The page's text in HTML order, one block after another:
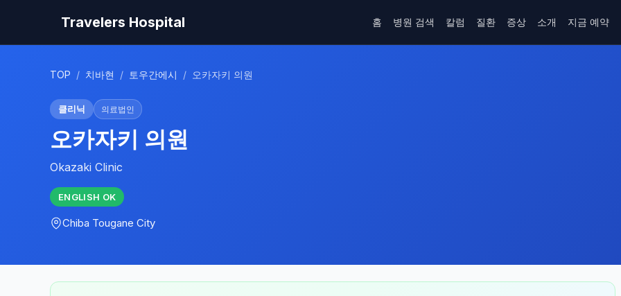
Travelers Hospital 홈 병원 검색 칼럼 질환 증상 소개 지금 예약
TOP / 치바현 / 토우간에시 / 오카자키 의원
클리닉 의료법인
오카자키 의원
Okazaki Clinic
ENGLISH OK
Chiba Tougane City